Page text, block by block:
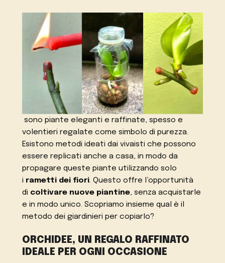
sono piante eleganti e raffinate, spesso e
volentieri regalate come simbolo di purezza.
Esistono metodi ideati dai vivaisti che possono
essere replicati anche a casa, in modo da
propagare queste piante utilizzando solo
i rametti dei fiori. Questo offre l’opportunità
di coltivare nuove piantine, senza acquistarle
e in modo unico. Scopriamo insieme qual è il
metodo dei giardinieri per copiarlo?
ORCHIDEE, UN REGALO RAFFINATO
IDEALE PER OGNI OCCASIONE